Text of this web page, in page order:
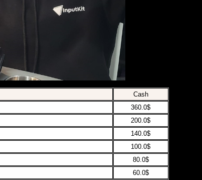
Cash
360.0$
200.0$
140.0$
100.0$
80.0$
60.0$